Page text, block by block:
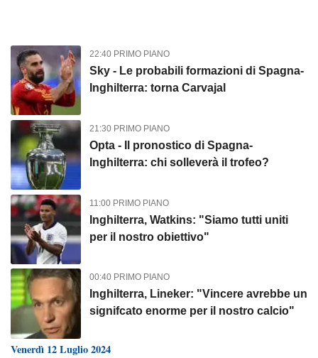
22:40 PRIMO PIANO
Sky - Le probabili formazioni di Spagna-
Inghilterra: torna Carvajal
21:30 PRIMO PIANO
Opta - Il pronostico di Spagna-
Inghilterra: chi solleverà il trofeo?
11:00 PRIMO PIANO
Inghilterra, Watkins: "Siamo tutti uniti
per il nostro obiettivo"
00:40 PRIMO PIANO
Inghilterra, Lineker: "Vincere avrebbe un
signifcato enorme per il nostro calcio"
Venerdì 12 Luglio 2024